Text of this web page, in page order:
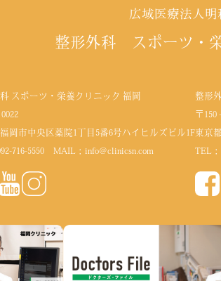
広域医療法人明
整形外科 スポーツ・
スポーツ・栄養クリニック 福岡
岡市中央区薬院1丁目5番6号ハイヒルズビル1F
716-5550MAIL： info@clinicsn.com
整形
〒150
東京
TEL：